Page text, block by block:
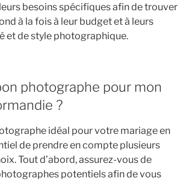
besoins spécifiques afin de trouver
à la fois à leur budget et à leurs
et de style photographique.
photographe pour mon
?
idéal pour votre mariage en
de prendre en compte plusieurs
Tout d’abord, assurez-vous de
potentiels afin de vous